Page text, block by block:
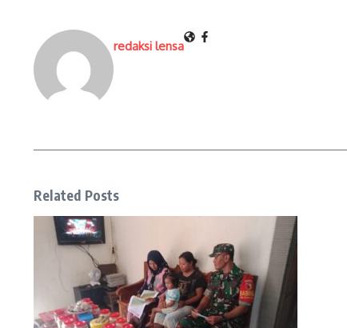
redaksi lensa
Related Posts